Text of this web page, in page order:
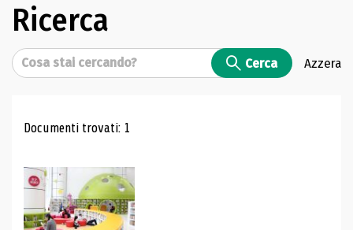
Ricerca
Cerca Cerca Azzera
Risultati di ricerca
Documenti trovati: 1